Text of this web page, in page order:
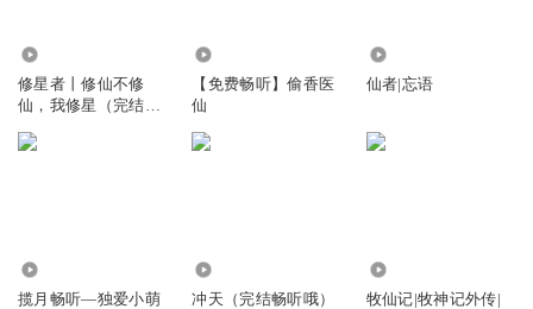
绿茶_0q8回复 @ 青岛大脸猫
丹的不论你如何逆天在各大元婴年前都应该猥琐发育，诅咒能力太
回复 2026-01-07 0
修星者丨修仙不修
仙，我修星（完结畅
【免费畅听】偷香医
仙
仙者|忘语
揽月畅听—独爱小萌
冲天（完结畅听哦）
牧仙记|牧神记外传|